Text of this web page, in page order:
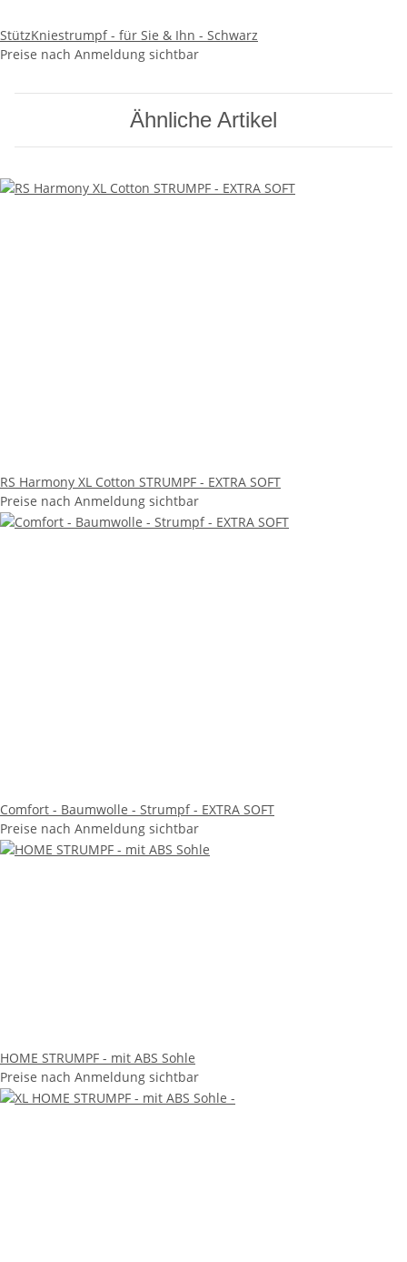
StützKniestrumpf - für Sie & Ihn - Schwarz
Preise nach Anmeldung sichtbar
Ähnliche Artikel
RS Harmony XL Cotton STRUMPF - EXTRA SOFT
Preise nach Anmeldung sichtbar
Comfort - Baumwolle - Strumpf - EXTRA SOFT
Preise nach Anmeldung sichtbar
HOME STRUMPF - mit ABS Sohle
Preise nach Anmeldung sichtbar